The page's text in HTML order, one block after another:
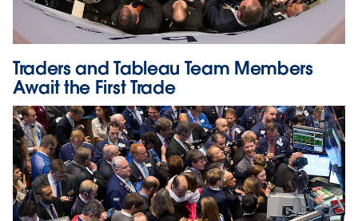
Traders and Tableau Team Members
Await the First Trade